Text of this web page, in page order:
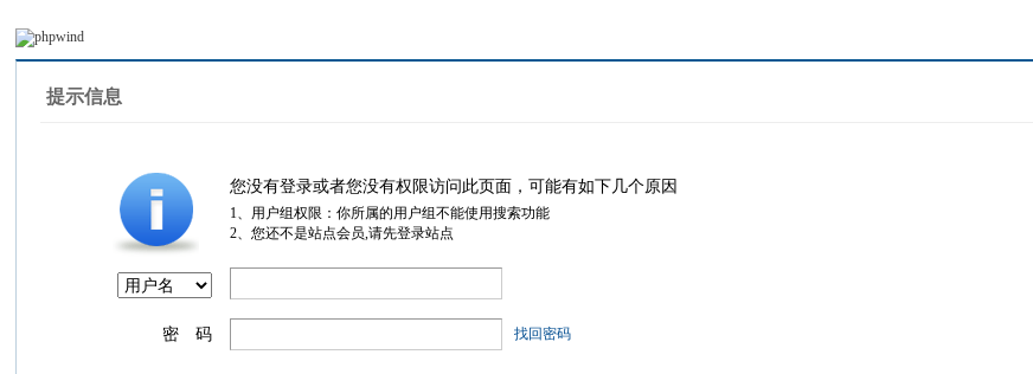
提示信息
您没有登录或者您没有权限访问此页面，可能有如下几个原因
1、用户组权限：你所属的用户组不能使用搜索功能
2、您还不是站点会员,请先登录站点
密 码 找回密码